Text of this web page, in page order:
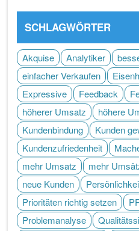
SCHLAGWÖRTER
Akquise Analytiker
einfacher Verkaufen
Expressive
Feedback
höherer Umsatz
höhere
Kundenbindung
Kunden
Kundenzufriedenheit
mehr Umsatz
mehr
neue Kunden
Prioritäten richtig setzen
Problemanalyse